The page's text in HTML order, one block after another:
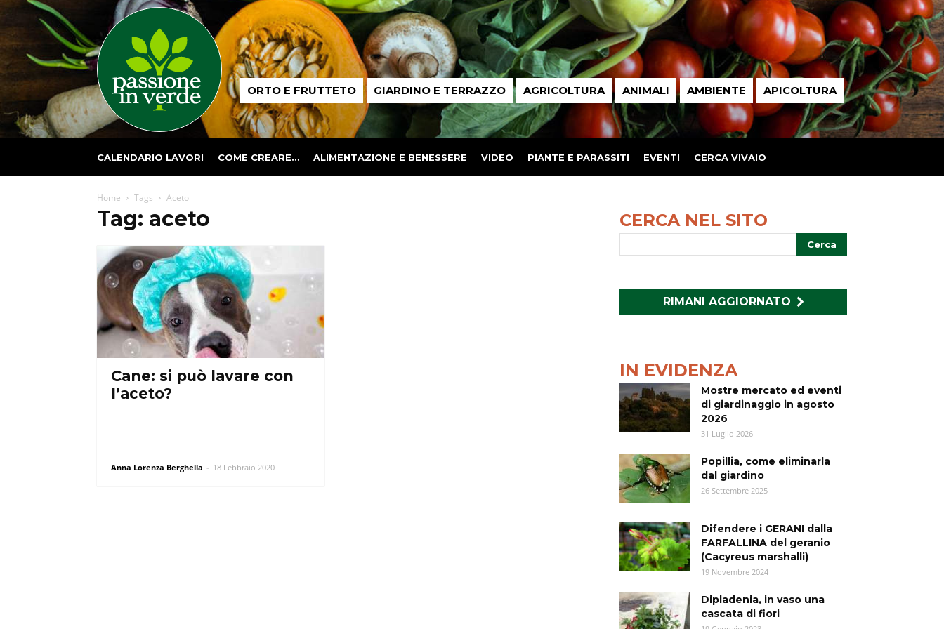
Passione
in ORTO E FRUTTETO GIARDINO E TERRAZZO AGRICOLTURA ANIMALI AMBIENTE APICOLTURA
CALENDARIO LAVORI COME CREARE… ALIMENTAZIONE E BENESSERE VIDEO PIANTE E PARASSITI EVENTI CERCA VIVAIO
Home Tags Aceto
Tag: aceto
Cane: si può lavare con
l’aceto?
Anna Lorenza Berghella - 18 Febbraio 2020
CERCA NEL SITO
RIMANI AGGIORNATO
IN EVIDENZA
Mostre mercato ed eventi
di giardinaggio in agosto
2026
31 Luglio 2026
Popillia, come eliminarla
dal giardino
26 Settembre 2025
Difendere i GERANI dalla
FARFALLINA del geranio
(Cacyreus marshalli)
19 Novembre 2024
Dipladenia, in vaso una
cascata di fiori